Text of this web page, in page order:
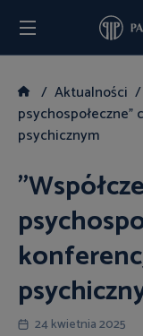
Aktualności
psychospołeczne"
psychicznym
24 kwietnia 2025